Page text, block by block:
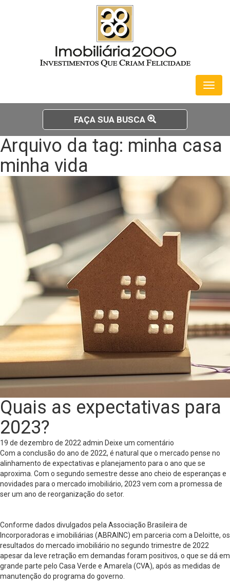
Toggle
FAÇA SUA BUSCA
Arquivo da tag: minha casa
minha vida
Quais as expectativas para
2023?
19 de dezembro de 2022 admin Deixe um comentário
Com a conclusão do ano de 2022, é natural que o mercado pense no
alinhamento de expectativas e planejamento para o ano que se
aproxima. Com o segundo semestre desse ano cheio de esperanças e
novidades para o mercado imobiliário, 2023 vem com a promessa de
ser um ano de reorganização do setor.
Conforme dados divulgados pela Associação Brasileira de
Incorporadoras e imobiliárias (ABRAINC) em parceria com a Deloitte, os
resultados do mercado imobiliário no segundo trimestre de 2022
apesar da leve retração em demandas foram positivos, o que se dá em
grande parte pelo Casa Verde e Amarela (CVA), após as medidas de
manutenção do programa do governo.